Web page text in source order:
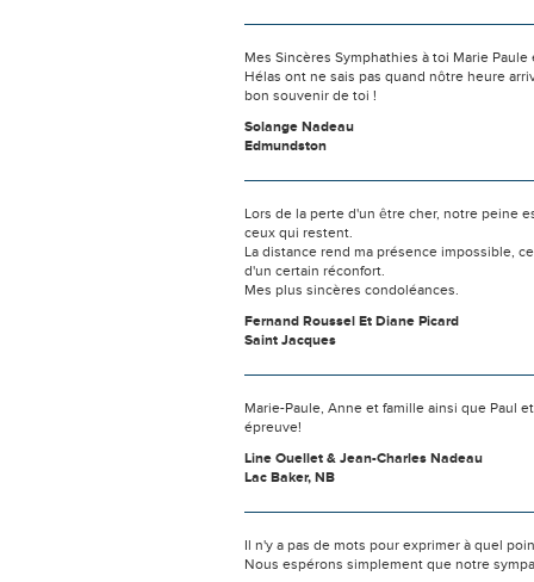
Mes Sincères Symphathies à toi Marie
Hélas ont ne sais pas quand nôtre heure
bon souvenir de toi !
Solange Nadeau
Edmundston
Lors de la perte d'un être cher, notre peine
ceux qui restent.
La distance rend ma présence impossible,
d'un certain réconfort.
Mes plus sincères condoléances.
Fernand Roussel Et Diane Picard
Saint Jacques
Marie-Paule, Anne et famille ainsi que Paul
épreuve!
Line Ouellet & Jean-Charles Nadeau
Lac Baker, NB
Il n'y a pas de mots pour exprimer à quel
Nous espérons simplement que notre